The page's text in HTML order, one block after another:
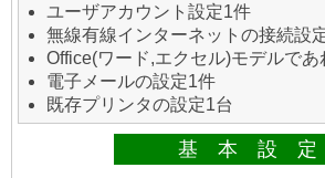
ユーザアカウント設定1件
無線有線インターネットの接続設
Office(ワード,エクセル)モデルであ
電子メールの設定1件
既存プリンタの設定1台
基 本 設